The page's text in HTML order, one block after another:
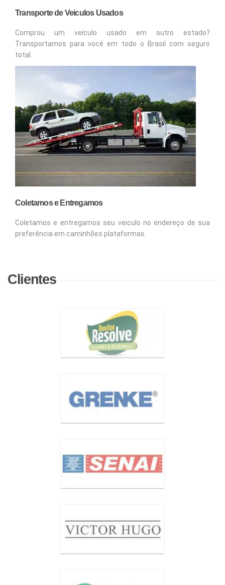
Transporte de Veiculos Usados
Comprou um veículo usado em outro estado?
Transportamos para você em todo o Brasil com seguro
total.
Coletamos e Entregamos
Coletamos e entregamos seu veiculo no endereço de sua
preferência em caminhões plataformas.
Clientes